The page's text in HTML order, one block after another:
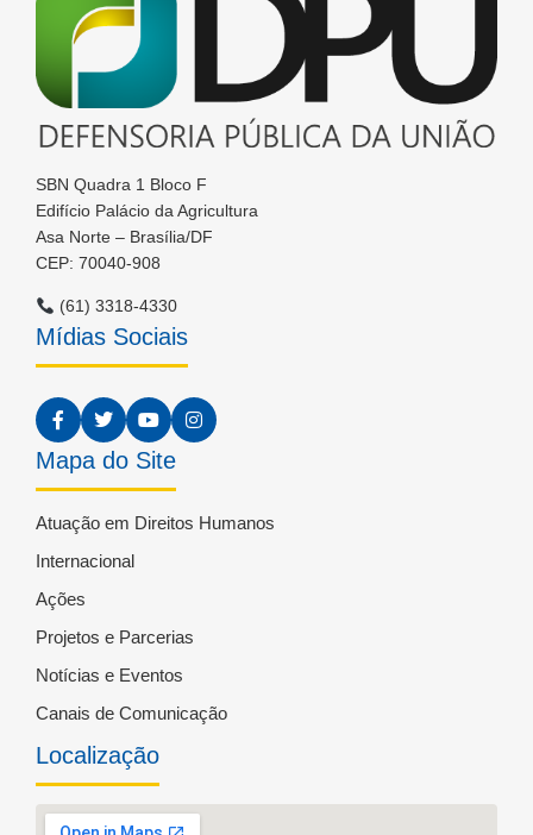
SBN Quadra 1 Bloco F
Edifício Palácio da Agricultura
Asa Norte – Brasília/DF
CEP: 70040-908
(61) 3318-4330
Mídias Sociais
Mapa do Site
Atuação em Direitos Humanos
Internacional
Ações
Projetos e Parcerias
Notícias e Eventos
Canais de Comunicação
Localização